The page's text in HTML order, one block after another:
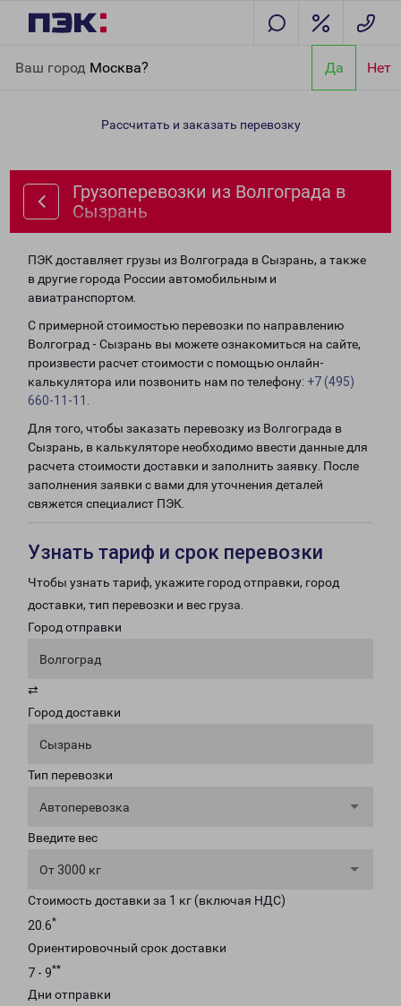
Ваш город Москва? Да Нет
Сызрань
Рассчитать и заказать перевозку
Грузоперевозки из Волгограда в
Сызрань
ПЭК доставляет грузы из Волгограда в Сызрань, а также
в другие города России автомобильным и
авиатранспортом.
С примерной стоимостью перевозки по направлению
Волгоград - Сызрань вы можете ознакомиться на сайте,
произвести расчет стоимости с помощью онлайн-
калькулятора или позвонить нам по телефону: +7 (495)
660-11-11
Для того, чтобы заказать перевозку из Волгограда в
Сызрань, в калькуляторе необходимо ввести данные для
расчета стоимости доставки и заполнить заявку. После
заполнения заявки с вами для уточнения деталей
свяжется специалист ПЭК.
Узнать тариф и срок перевозки
Чтобы узнать тариф, укажите город отправки, город
доставки, тип перевозки и вес груза.
Город отправки
Волгоград
⇄
Город доставки
Сызрань
Тип перевозки
Автоперевозка
Введите вес
От 3000 кг
Стоимость доставки за 1 кг (включая НДС)
20.6*
Ориентировочный срок доставки
7 - 9**
Дни отправки